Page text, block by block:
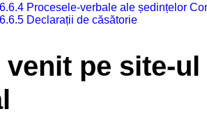
6.6.4 Procesele-verbale ale ședințelor
6.6.5 Declarații de căsătorie
venit pe site-ul